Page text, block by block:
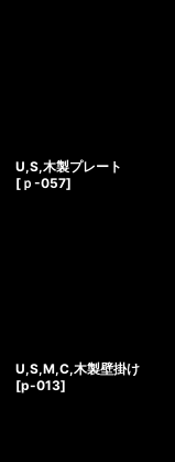
U,S,木製プレート
[ｐ-057]
U,S,M,C,木製壁掛け
[p-013]